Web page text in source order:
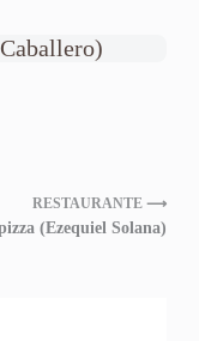
RESTAURANTE ⟶
(Ezequiel Solana)